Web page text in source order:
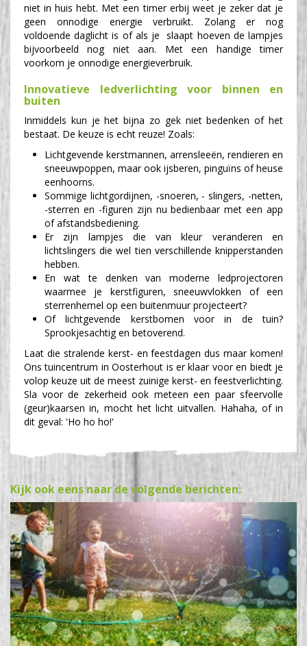
niet in huis hebt. Met een timer erbij weet je zeker dat je
geen onnodige energie verbruikt. Zolang er nog
voldoende daglicht is of als je slaapt hoeven de lampjes
bijvoorbeeld nog niet aan. Met een handige timer
voorkom je onnodige energieverbruik.
Innovatieve ledverlichting voor binnen en
buiten
Inmiddels kun je het bijna zo gek niet bedenken of het
bestaat. De keuze is echt reuze! Zoals:
Lichtgevende kerstmannen, arrensleeën, rendieren en
sneeuwpoppen, maar ook ijsberen, pinguïns of heuse
eenhoorns.
Sommige lichtgordijnen, -snoeren, - slingers, -netten,
-sterren en -figuren zijn nu bedienbaar met een app
of afstandsbediening.
Er zijn lampjes die van kleur veranderen en
lichtslingers die wel tien verschillende knipperstanden
hebben.
En wat te denken van moderne ledprojectoren
waarmee je kerstfiguren, sneeuwvlokken of een
sterrenhemel op een buitenmuur projecteert?
Of lichtgevende kerstbomen voor in de tuin?
Sprookjesachtig en betoverend.
Laat die stralende kerst- en feestdagen dus maar komen!
Ons tuincentrum in Oosterhout is er klaar voor en biedt je
volop keuze uit de meest zuinige kerst- en feestverlichting.
Sla voor de zekerheid ook meteen een paar sfeervolle
(geur)kaarsen in, mocht het licht uitvallen. Hahaha, of in
dit geval: 'Ho ho ho!'
Kijk ook eens naar de volgende berichten: